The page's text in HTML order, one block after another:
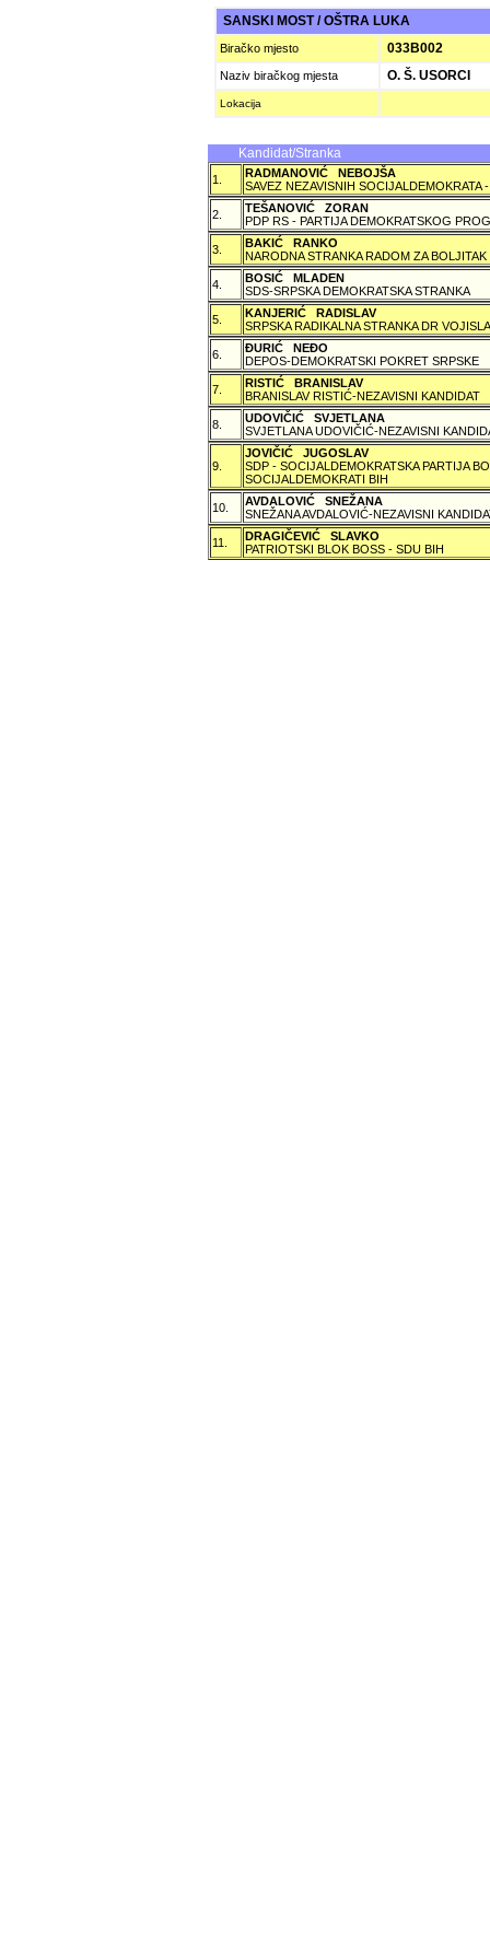
SANSKI MOST / OŠTRA LUKA
Biračko mjesto 033B002
Naziv biračkog mjesta O. Š. USORCI
Lokacija
Kandidat/Stranka
1.
RADMANOVIĆ NEBOJŠA
SAVEZ NEZAVISNIH SOCIJALDEMOKRATA
2.
TEŠANOVIĆ ZORAN
PDP RS - PARTIJA DEMOKRATSKOG
3.
BAKIĆ RANKO
NARODNA STRANKA RADOM ZA BOLJITAK
4.
BOSIĆ MLADEN
SDS-SRPSKA DEMOKRATSKA STRANKA
5.
KANJERIĆ RADISLAV
SRPSKA RADIKALNA STRANKA DR
6.
ÐURIĆ NEÐO
DEPOS-DEMOKRATSKI POKRET SRPSKE
7.
RISTIĆ BRANISLAV
BRANISLAV RISTIĆ-NEZAVISNI KANDIDAT
8.
UDOVIČIĆ SVJETLANA
SVJETLANA UDOVIČIĆ-NEZAVISNI
9.
JOVIČIĆ JUGOSLAV
SDP - SOCIJALDEMOKRATSKA PARTIJA
SOCIJALDEMOKRATI BIH
10.
AVDALOVIĆ SNEŽANA
SNEŽANA AVDALOVIĆ-NEZAVISNI
11.
DRAGIČEVIĆ SLAVKO
PATRIOTSKI BLOK BOSS - SDU BIH